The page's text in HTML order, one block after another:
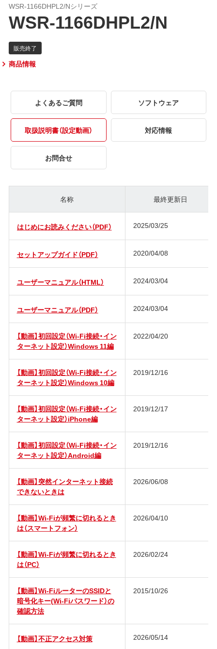
WSR-1166DHPL2/Nシリーズ
WSR-1166DHPL2/N
商品情報
よくあるご質問 ソフトウェア
取扱説明書（設定動画） 対応情報
お問合せ
名称 最終更新日
はじめにお読みください（PDF） 2025/03/25
セットアップガイド（PDF） 2020/04/08
ユーザーマニュアル（HTML） 2024/03/04
ユーザーマニュアル（PDF） 2024/03/04
【動画】初回設定（Wi-Fi接続・イン
ターネット設定）Windows 11編
2022/04/20
【動画】初回設定（Wi-Fi接続・イン
ターネット設定）Windows 10編
2019/12/16
【動画】初回設定（Wi-Fi接続・イン
ターネット設定）iPhone編
2019/12/17
【動画】初回設定（Wi-Fi接続・イン
ターネット設定）Android編
2019/12/16
【動画】突然インターネット接続
できないときは
2026/06/08
【動画】Wi-Fiが頻繁に切れるとき
は（スマートフォン）
2026/04/10
【動画】Wi-Fiが頻繁に切れるとき
は（PC）
2026/02/24
【動画】Wi-FiルーターのSSIDと
暗号化キー(Wi-Fiパスワード）の
確認方法
2015/10/26
【動画】不正アクセス対策 2026/05/14